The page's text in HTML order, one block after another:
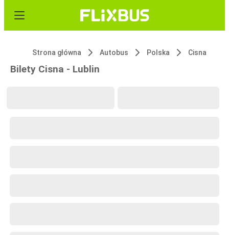
Strona główna Autobus Polska Cisna
Bilety Cisna - Lublin